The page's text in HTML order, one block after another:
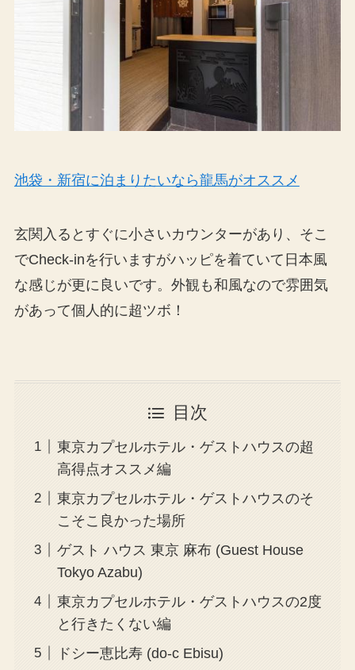
池袋・新宿に泊まりたいなら龍馬がオススメ
玄関入るとすぐに小さいカウンターがあり、そこ
でCheck-inを行いますがハッピを着ていて日本風
な感じが更に良いです。外観も和風なので雰囲気
があって個人的に超ツボ！
目次
東京カプセルホテル・ゲストハウスの超
高得点オススメ編
東京カプセルホテル・ゲストハウスのそ
こそこ良かった場所
ゲスト ハウス 東京 麻布 (Guest House
Tokyo Azabu)
東京カプセルホテル・ゲストハウスの2度
と行きたくない編
ドシー恵比寿 (do-c Ebisu)